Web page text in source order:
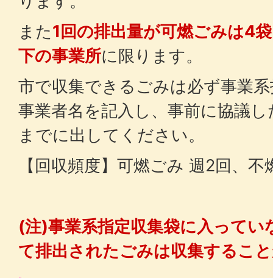
また1回の排出量が可燃ごみは4
下の事業所に限ります。
市で収集できるごみは必ず事業
事業者名を記入し、事前に協議
までに出してください。
【回収頻度】可燃ごみ 週2回、
(注)事業系指定収集袋に入って
て排出されたごみは収集するこ